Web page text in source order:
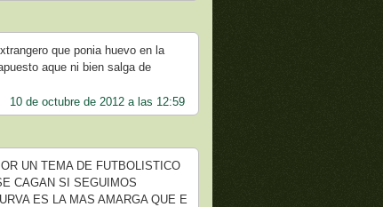
que ponia huevo en la
aque ni bien salga de
10 de octubre de 2012 a las 12:59
UN TEMA DE FUTBOLISTICO
CAGAN SI SEGUIMOS
ES LA MAS AMARGA QUE E